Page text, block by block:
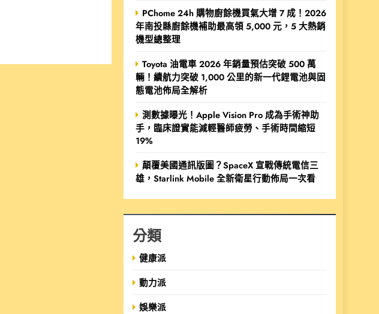
PChome 24h 購物廚餘機買氣大增 7 成！2026
年南投縣廚餘機補助最高領 5,000 元，5 大熱銷
機型總整理
Toyota 油電車 2026 年銷量預估突破 500 萬
輛！續航力突破 1,000 公里的新一代鋰電池與固
態電池佈局全解析
測數據曝光！Apple Vision Pro 成為手術神助
手，臨床證實能減輕醫師疲勞、手術時間縮短
19%
顛覆美國通訊版圖？SpaceX 宣戰傳統電信三
雄，Starlink Mobile 全新衛星行動佈局一次看
分類
健康派
動力派
娛樂派